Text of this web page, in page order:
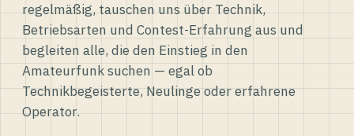
regelmäßig, tauschen uns über Technik,
Betriebsarten und Contest-Erfahrung aus und
begleiten alle, die den Einstieg in den
Amateurfunk suchen — egal ob
Technikbegeisterte, Neulinge oder erfahrene
Operator.